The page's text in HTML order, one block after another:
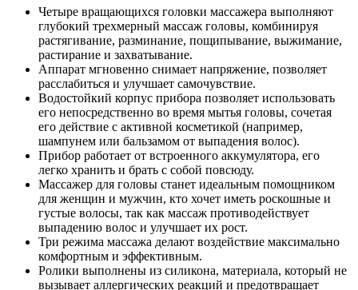
Четыре вращающихся головки массажера выполняют
глубокий трехмерный массаж головы, комбинируя
растягивание, разминание, пощипывание, выжимание,
растирание и захватывание.
Аппарат мгновенно снимает напряжение, позволяет
расслабиться и улучшает самочувствие.
Водостойкий корпус прибора позволяет использовать
его непосредственно во время мытья головы, сочетая
его действие с активной косметикой (например,
шампунем или бальзамом от выпадения волос).
Прибор работает от встроенного аккумулятора, его
легко хранить и брать с собой повсюду.
Массажер для головы станет идеальным помощником
для женщин и мужчин, кто хочет иметь роскошные и
густые волосы, так как массаж противодействует
выпадению волос и улучшает их рост.
Три режима массажа делают воздействие максимально
комфортным и эффективным.
Ролики выполнены из силикона, материала, который не
вызывает аллергических реакций и предотвращает